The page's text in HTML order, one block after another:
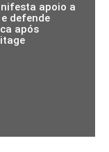
apoio a
defende
após